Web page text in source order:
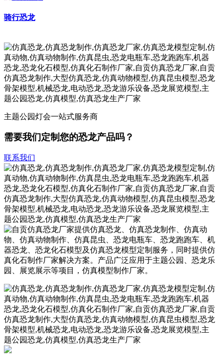
骑行恐龙
主题公园灯会一站式服务商
需要我们定制您的恐龙产品吗？
联系我们